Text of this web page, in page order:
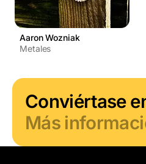
Aaron Wozniak
Metales
Conviértase
Más